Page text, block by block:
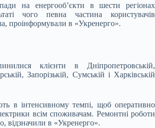
на енергооб’єкти в шести регіонах
чого певна частина користувачів
проінформували в «Укренерго».
клієнти в Дніпропетровській,
Запорізькій, Сумській і Харківській
в інтенсивному темпі, щоб оперативно
всім споживачам. Ремонтні роботи
відзначили в «Укренерго».